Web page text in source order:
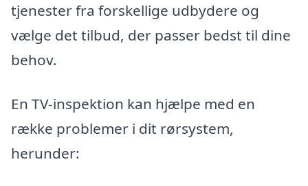
tjenester fra forskellige udbydere og
vælge det tilbud, der passer bedst til dine
behov.
En TV-inspektion kan hjælpe med en
række problemer i dit rørsystem,
herunder: